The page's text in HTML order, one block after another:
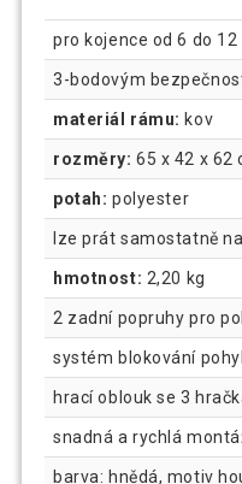
pro kojence od 6 do 12
3-bodovým
materiál rámu: kov
rozměry: 65 x 42 x 62
potah: polyester
lze prát samostatně
hmotnost: 2,20 kg
2 zadní popruhy pro
systém blokování
hrací oblouk se 3
snadná a rychlá
barva: hnědá, motiv